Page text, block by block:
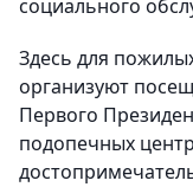
социального
Здесь для
организуют
Первого
подопечных